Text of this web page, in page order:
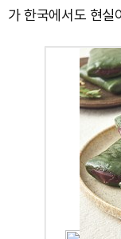
가 한국에서도 현실